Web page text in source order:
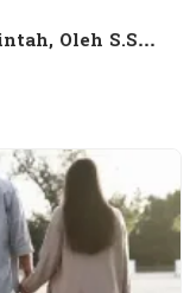
Oleh S.S…